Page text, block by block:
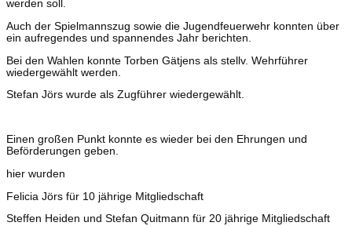
werden soll.
Auch der Spielmannszug sowie die Jugendfeuerwehr konnten über
ein aufregendes und spannendes Jahr berichten.
Bei den Wahlen konnte Torben Gätjens als stellv. Wehrführer
wiedergewählt werden.
Stefan Jörs wurde als Zugführer wiedergewählt.
Einen großen Punkt konnte es wieder bei den Ehrungen und
Beförderungen geben.
hier wurden
Felicia Jörs für 10 jährige Mitgliedschaft
Steffen Heiden und Stefan Quitmann für 20 jährige Mitgliedschaft